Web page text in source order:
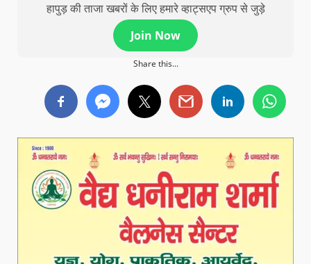
हापुड़ की ताजा खबरों के लिए हमारे व्हाट्सएप ग्रुप से जुड़े
Join Now
Share this...